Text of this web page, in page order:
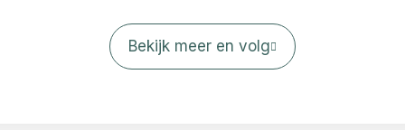
Bekijk meer en volg